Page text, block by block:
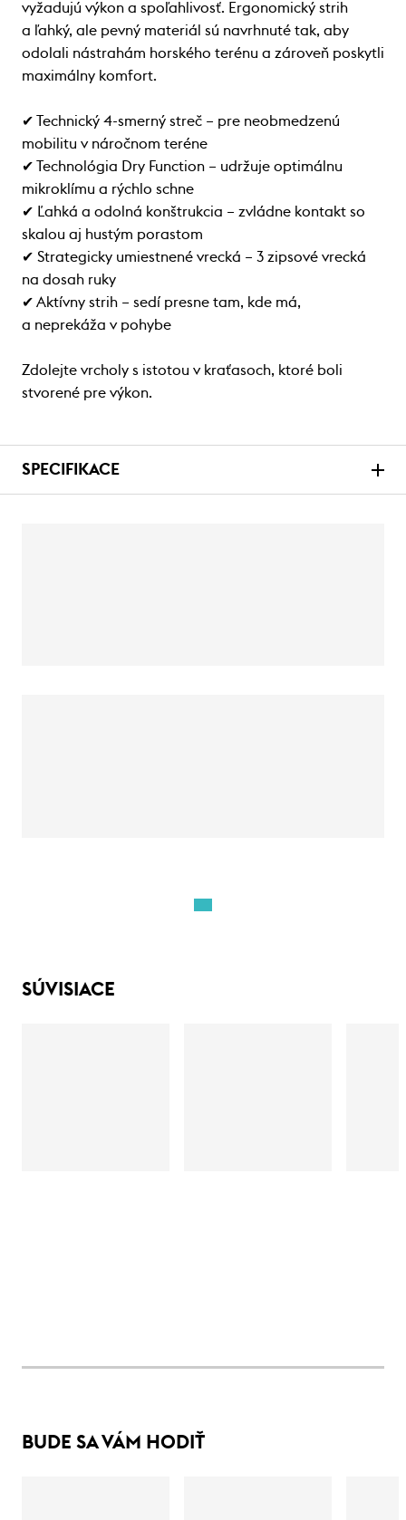
vyžadujú výkon a spoľahlivosť. Ergonomický strih
a ľahký, ale pevný materiál sú navrhnuté tak, aby
odolali nástrahám horského terénu a zároveň poskytli
maximálny komfort.
✔ Technický 4-smerný streč – pre neobmedzenú
mobilitu v náročnom teréne
✔ Technológia Dry Function – udržuje optimálnu
mikroklímu a rýchlo schne
✔ Ľahká a odolná konštrukcia – zvládne kontakt so
skalou aj hustým porastom
✔ Strategicky umiestnené vrecká – 3 zipsové vrecká
na dosah ruky
✔ Aktívny strih – sedí presne tam, kde má,
a neprekáža v pohybe
Zdolejte vrcholy s istotou v kraťasoch, ktoré boli
stvorené pre výkon.
SPECIFIKACE
SÚVISIACE
BUDE SA VÁM HODIŤ